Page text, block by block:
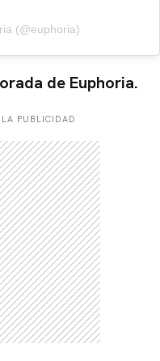
(@euphoria)
de Euphoria.
PUBLICIDAD